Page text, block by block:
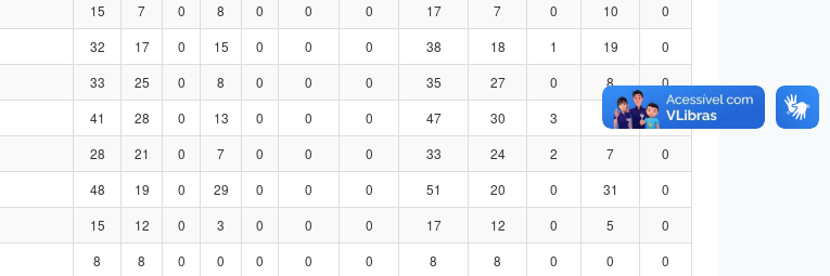
15 7 0 8 0 0 0 17 7 0 10
0
32 17 0 15 0 0 0 38 18 1 19
0
33 25 0 8 0 0 0 35 27 0 8
0
41 28 0 13 0 0 0 47 30 3 14
0
28 21 0 7 0 0 0 33 24 2 7
0
48 19 0 29 0 0 0 51 20 0 31
0
15 12 0 3 0 0 0 17 12 0 5
0
8 8 0 0 0 0 0 8 8 0 0
0